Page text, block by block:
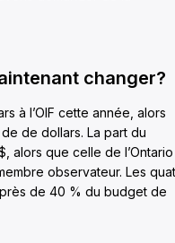
changer?
à l’OIF cette année, alors
de dollars. La part du
alors que celle de l’Ontario
observateur. Les
de 40 % du budget de